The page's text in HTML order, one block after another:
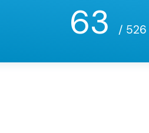
63 / 526